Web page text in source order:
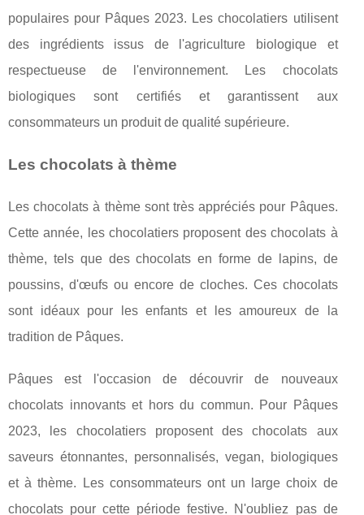
populaires pour Pâques 2023. Les chocolatiers utilisent
des ingrédients issus de l'agriculture biologique et
respectueuse de l'environnement. Les chocolats
biologiques sont certifiés et garantissent aux
consommateurs un produit de qualité supérieure.
Les chocolats à thème
Les chocolats à thème sont très appréciés pour Pâques.
Cette année, les chocolatiers proposent des chocolats à
thème, tels que des chocolats en forme de lapins, de
poussins, d'œufs ou encore de cloches. Ces chocolats
sont idéaux pour les enfants et les amoureux de la
tradition de Pâques.
Pâques est l'occasion de découvrir de nouveaux
chocolats innovants et hors du commun. Pour Pâques
2023, les chocolatiers proposent des chocolats aux
saveurs étonnantes, personnalisés, vegan, biologiques
et à thème. Les consommateurs ont un large choix de
chocolats pour cette période festive. N'oubliez pas de